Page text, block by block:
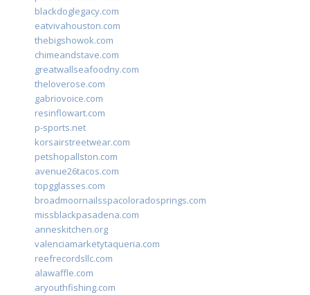
blackdoglegacy.com
eatvivahouston.com
thebigshowok.com
chimeandstave.com
greatwallseafoodny.com
theloverose.com
gabriovoice.com
resinflowart.com
p-sports.net
korsairstreetwear.com
petshopallston.com
avenue26tacos.com
topgglasses.com
broadmoornailsspacoloradosprings.com
missblackpasadena.com
anneskitchen.org
valenciamarketytaqueria.com
reefrecordsllc.com
alawaffle.com
aryouthfishing.com